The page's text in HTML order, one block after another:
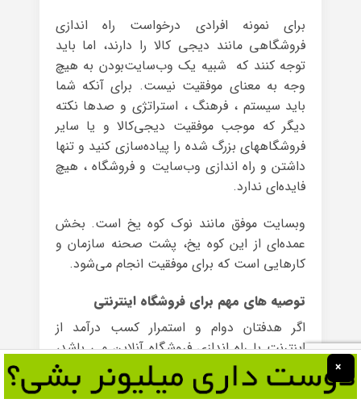
برای نمونه افرادی درخواست راه اندازی
فروشگاهی مانند دیجی کالا را دارند، اما باید
توجه کنند که شبیه یک وب‌سایت‌بودن به هیچ
وجه به معنای موفقیت نیست. برای آنکه شما
باید سیستم ، فرهنگ ، استراتژی و صدها نکته
دیگر که موجب موفقیت دیجی‌کالا و یا سایر
فروشگاههای بزرگ شده را پیاده‌سازی کنید و تنها
داشتن و راه اندازی وب‌سایت و فروشگاه ، هیچ
فایده‌ای ندارد.
وبسایت موفق مانند نوک کوه یخ است. بخش
عمده‌ای از این کوه یخ، پشت صحنه سازمان و
کارهایی است که برای موفقیت انجام می‌شود.
توصیه های مهم برای فروشگاه اینترنتی
اگر هدفتان دوام و استمرار کسب درآمد از
اینترنت با راه اندازی فروشگاه آنلاین می باشد،
توصیه های کاربردی و ساده زیر را در مراحل راه
اندازی سایتبرای افزایش سطح کسب درآمد
×